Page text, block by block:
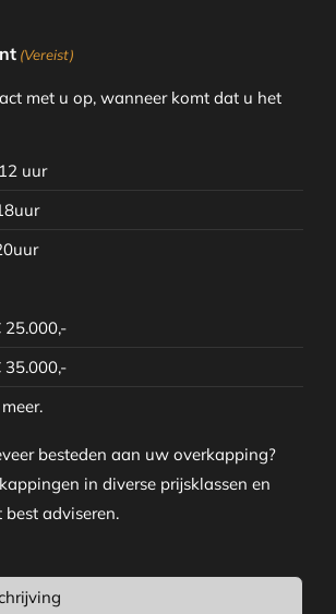
(Vereist)
met u op, wanneer komt dat u het
uur
25.000,-
35.000,-
besteden aan uw overkapping?
in diverse prijsklassen en
adviseren.